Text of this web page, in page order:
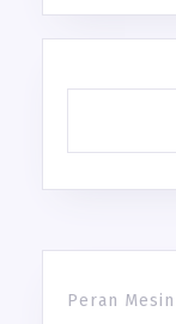
Peran